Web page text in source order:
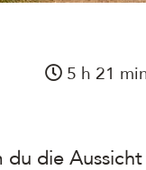
5 h 21
die